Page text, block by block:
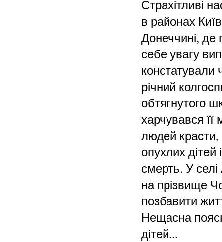
Страхітливі
в районах
Донеччині, де
себе увагу
констатували
річний
обтягнутого
харчувався
людей
опухлих дітей
смерть. У
на прізвище
позбавити
Нещасна
дітей...